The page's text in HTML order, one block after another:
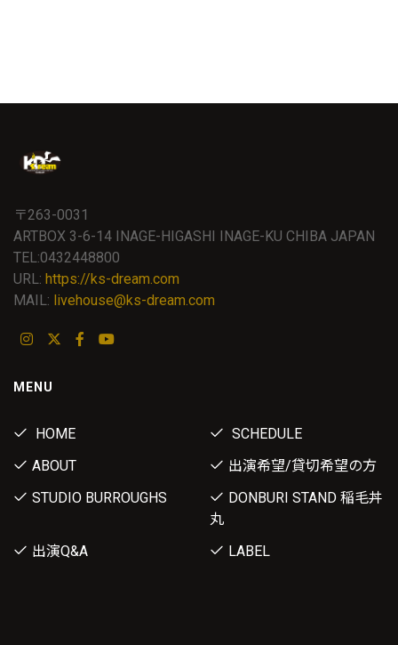
〒263-0031
ARTBOX 3-6-14 INAGE-HIGASHI INAGE-KU CHIBA JAPAN
TEL:0432448800
URL: https://ks-dream.com
MAIL: livehouse@ks-dream.com
MENU
HOME
SCHEDULE
ABOUT
出演希望/貸切希望の方
STUDIO BURROUGHS
DONBURI STAND 稲毛丼
丸
出演Q&A
LABEL